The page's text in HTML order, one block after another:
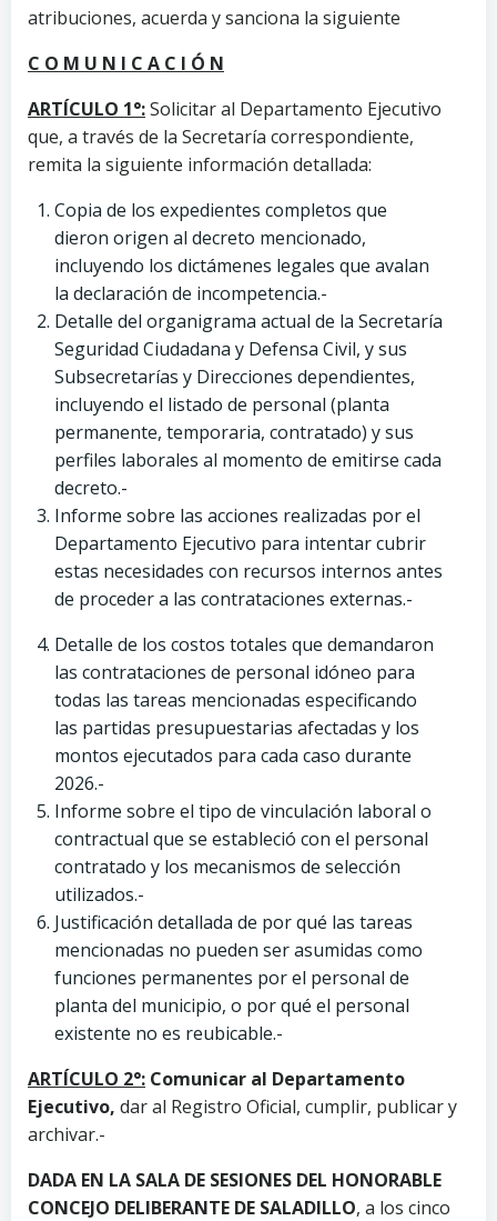
atribuciones, acuerda y sanciona la siguiente
C O M U N I C A C I Ó N
ARTÍCULO 1°:Solicitar al Departamento Ejecutivo
que, a través de la Secretaría correspondiente,
remita la siguiente información detallada:
Copia de los expedientes completos que
dieron origen al decreto mencionado,
incluyendo los dictámenes legales que avalan
la declaración de incompetencia.-
Detalle del organigrama actual de la Secretaría
Seguridad Ciudadana y Defensa Civil, y sus
Subsecretarías y Direcciones dependientes,
incluyendo el listado de personal (planta
permanente, temporaria, contratado) y sus
perfiles laborales al momento de emitirse cada
decreto.-
Informe sobre las acciones realizadas por el
Departamento Ejecutivo para intentar cubrir
estas necesidades con recursos internos antes
de proceder a las contrataciones externas.-
Detalle de los costos totales que demandaron
las contrataciones de personal idóneo para
todas las tareas mencionadas especificando
las partidas presupuestarias afectadas y los
montos ejecutados para cada caso durante
2026.-
Informe sobre el tipo de vinculación laboral o
contractual que se estableció con el personal
contratado y los mecanismos de selección
utilizados.-
Justificación detallada de por qué las tareas
mencionadas no pueden ser asumidas como
funciones permanentes por el personal de
planta del municipio, o por qué el personal
existente no es reubicable.-
ARTÍCULO 2°: Comunicar al Departamento
Ejecutivo, dar al Registro Oficial, cumplir, publicar y
archivar.-
DADA EN LA SALA DE SESIONES DEL HONORABLE
CONCEJO DELIBERANTE DE SALADILLO, a los cinco